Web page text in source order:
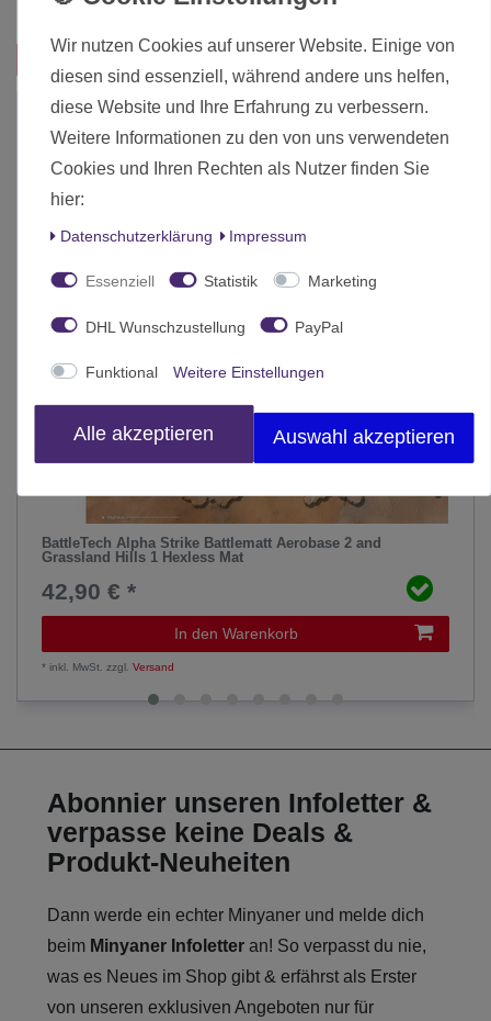
Inhalt 1 Stück
BattleTech Alpha Strike Battlematt Aerobase 2 and
Grassland Hills 1 Hexless Mat
42,90 € *
In den Warenkorb
*inkl. MwSt. zzgl.Versand
Abonnier unseren Infoletter &
verpasse keine Deals &
Produkt-Neuheiten
Dann werde ein echter Minyaner und melde dich
beim Minyaner Infoletter an! So verpasst du nie,
was es Neues im Shop gibt & erfährst als Erster
von unseren exklusiven Angeboten nur für
Wir nutzen Cookies auf unserer Website. Einige von
diesen sind essenziell, während andere uns helfen,
diese Website und Ihre Erfahrung zu verbessern.
Weitere Informationen zu den von uns verwendeten
Cookies und Ihren Rechten als Nutzer finden Sie
hier:
Daten­schutz­erklärung Impressum
Essenziell Statistik Marketing
DHL Wunschzustellung PayPal
Funktional Weitere Einstellungen
Alle akzeptieren Auswahl akzeptieren